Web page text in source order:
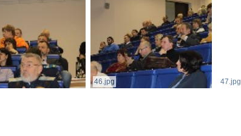
46.jpg 47.jpg